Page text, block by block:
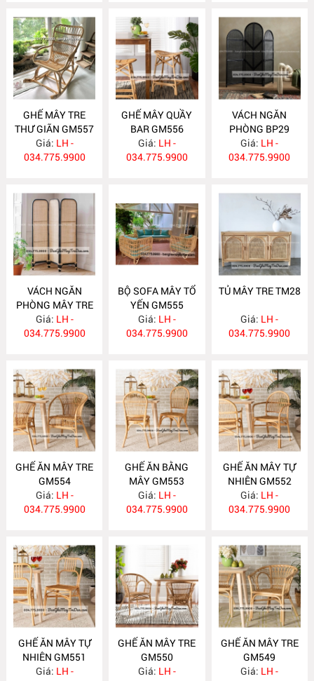
GHẾ MÂY TRE
THƯ GIÃN GM557
Giá: LH -
034.775.9900
GHẾ MÂY QUẦY
BAR GM556
Giá: LH -
034.775.9900
VÁCH NGĂN
PHÒNG BP29
Giá: LH -
034.775.9900
VÁCH NGĂN
PHÒNG MÂY TRE
BP28
Giá: LH -
034.775.9900
BỘ SOFA MÂY TỔ
YẾN GM555
Giá: LH -
034.775.9900
TỦ MÂY TRE TM28
Giá: LH -
034.775.9900
GHẾ ĂN MÂY TRE
GM554
Giá: LH -
034.775.9900
GHẾ ĂN BẰNG
MÂY GM553
Giá: LH -
034.775.9900
GHẾ ĂN MÂY TỰ
NHIÊN GM552
Giá: LH -
034.775.9900
GHẾ ĂN MÂY TỰ
NHIÊN GM551
Giá: LH -
GHẾ ĂN MÂY TRE
GM550
Giá: LH -
GHẾ ĂN MÂY TRE
GM549
Giá: LH -